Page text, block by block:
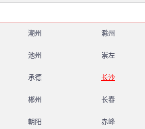
潮州 滁州
池州 崇左
承德 长沙
郴州 长春
朝阳 赤峰